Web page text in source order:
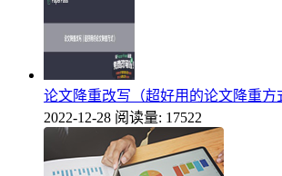
论文降重改写（超好用的论文降重方
2022-12-28 阅读量: 17522